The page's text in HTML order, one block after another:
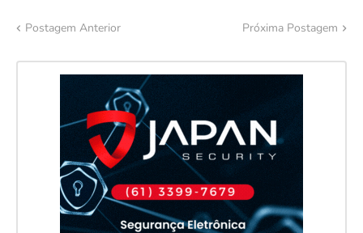
Postagem Anterior Próxima Postagem